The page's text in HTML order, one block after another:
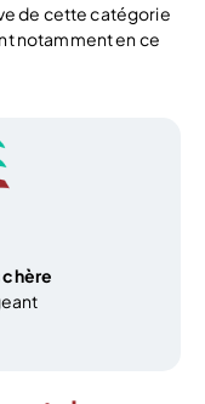
de cette catégorie
notamment en ce
chère